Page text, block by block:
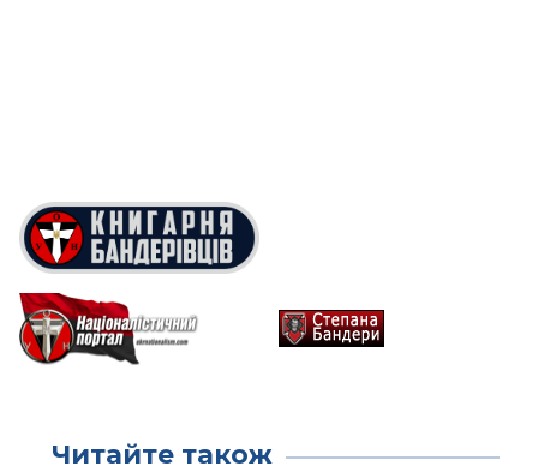
Читайте також